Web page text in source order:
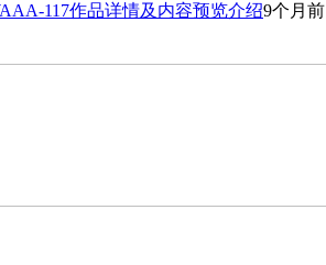
117作品详情及内容预览介绍9个月前